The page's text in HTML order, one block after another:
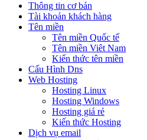
Thông tin cơ bản
Tài khoản khách hàng
Tên miền
Tên miền Quốc tế
Tên miền Viêt Nam
Kiến thức tên miền
Cấu Hình Dns
Web Hosting
Hosting Linux
Hosting Windows
Hosting giá rẻ
Kiến thức Hosting
Dịch vụ email